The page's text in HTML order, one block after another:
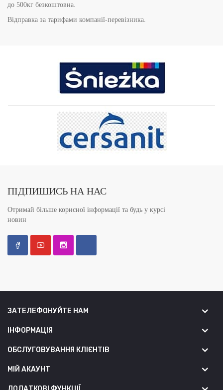
до 500кг безкоштовна.
Відправка за тарифами компанії-перевізника.
ПІДПИШИСЬ НА НАС
Отримай більше корисної інформації та будь у курсі
новин
ЗАТЕЛЕФОНУЙТЕ НАМ
ІНФОРМАЦІЯ
ОБСЛУГОВУВАННЯ КЛІЄНТІВ
МІЙ АКАУНТ